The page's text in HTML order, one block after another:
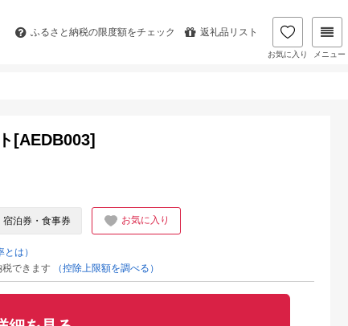
ふるさと納税の限度額をチェック 返礼品リスト
お気に入り メニュー
[AEDB003]
宿泊券・食事券 お気に入り
とは）
できます
（控除上限額を調べる）